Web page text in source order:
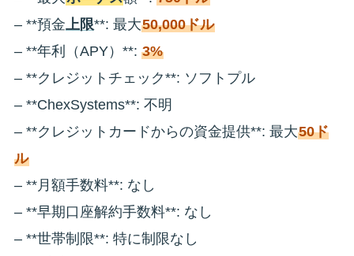
– **預金上限**: 最大50,000ドル
– **年利（APY）**: 3%
– **クレジットチェック**: ソフトプル
– **ChexSystems**: 不明
– **クレジットカードからの資金提供**: 最大50ド
ル
– **月額手数料**: なし
– **早期口座解約手数料**: なし
– **世帯制限**: 特に制限なし